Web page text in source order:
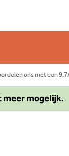
ons met een
mogelijk.